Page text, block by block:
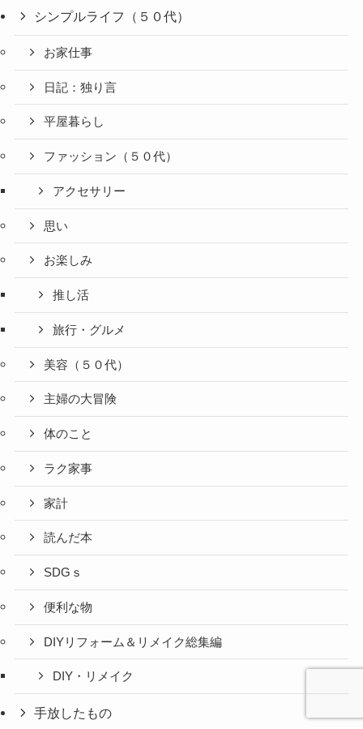
シンプルライフ（５０代）
お家仕事
日記：独り言
平屋暮らし
ファッション（５０代）
アクセサリー
思い
お楽しみ
推し活
旅行・グルメ
美容（５０代）
主婦の大冒険
体のこと
ラク家事
家計
読んだ本
SDGｓ
便利な物
DIYリフォーム＆リメイク総集編
DIY・リメイク
手放したもの